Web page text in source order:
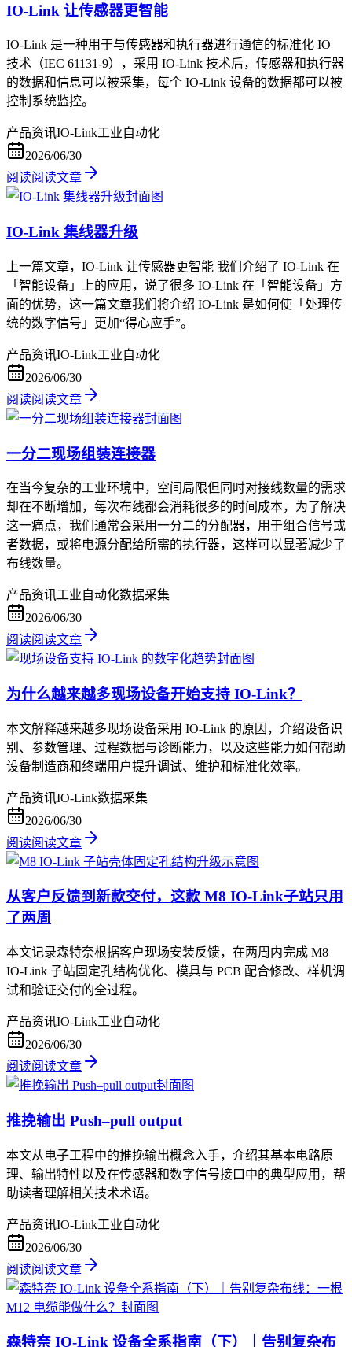
IO-Link 让传感器更智能
IO-Link 是一种用于与传感器和执行器进行通信的标准化 IO
技术（IEC 61131-9），采用 IO-Link 技术后，传感器和执行器
的数据和信息可以被采集，每个 IO-Link 设备的数据都可以被
控制系统监控。
产品资讯IO-Link工业自动化
2026/06/30
阅读阅读文章
IO-Link 集线器升级
上一篇文章，IO-Link 让传感器更智能 我们介绍了 IO-Link 在
「智能设备」上的应用，说了很多 IO-Link 在「智能设备」方
面的优势，这一篇文章我们将介绍 IO-Link 是如何使「处理传
统的数字信号」更加“得心应手”。
产品资讯IO-Link工业自动化
2026/06/30
阅读阅读文章
一分二现场组装连接器
在当今复杂的工业环境中，空间局限但同时对接线数量的需求
却在不断增加，每次布线都会消耗很多的时间成本，为了解决
这一痛点，我们通常会采用一分二的分配器，用于组合信号或
者数据，或将电源分配给所需的执行器，这样可以显著减少了
布线数量。
产品资讯工业自动化数据采集
2026/06/30
阅读阅读文章
为什么越来越多现场设备开始支持 IO-Link？
本文解释越来越多现场设备采用 IO-Link 的原因，介绍设备识
别、参数管理、过程数据与诊断能力，以及这些能力如何帮助
设备制造商和终端用户提升调试、维护和标准化效率。
产品资讯IO-Link数据采集
2026/06/30
阅读阅读文章
从客户反馈到新款交付，这款 M8 IO-Link子站只用
了两周
本文记录森特奈根据客户现场安装反馈，在两周内完成 M8
IO-Link 子站固定孔结构优化、模具与 PCB 配合修改、样机调
试和验证交付的全过程。
产品资讯IO-Link工业自动化
2026/06/30
阅读阅读文章
推挽输出 Push–pull output
本文从电子工程中的推挽输出概念入手，介绍其基本电路原
理、输出特性以及在传感器和数字信号接口中的典型应用，帮
助读者理解相关技术术语。
产品资讯IO-Link工业自动化
2026/06/30
阅读阅读文章
森特奈 IO-Link 设备全系指南（下）｜告别复杂布